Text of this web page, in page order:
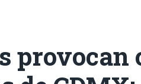
provocan